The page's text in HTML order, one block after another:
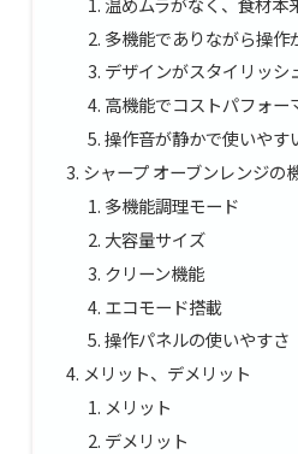
多機能でありながら操作
デザインがスタイリッシ
高機能でコストパフォー
操作音が静かで使いやす
シャープ オーブンレンジの
多機能調理モード
大容量サイズ
クリーン機能
エコモード搭載
操作パネルの使いやすさ
メリット、デメリット
メリット
デメリット